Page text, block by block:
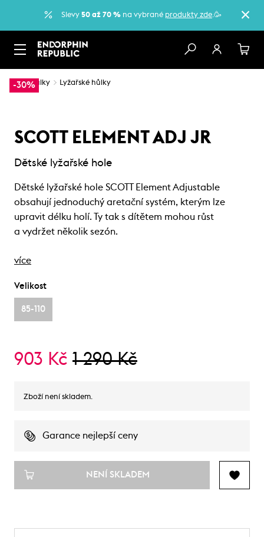
Slevy 50 až 70 % na vybrané produkty zde.🥳
-30%
… Hůlky Lyžařské hůlky
SCOTT ELEMENT ADJ JR
Dětské lyžařské hole
Dětské lyžařské hole SCOTT Element Adjustable
obsahují jednoduchý aretační systém, kterým lze
upravit délku holí. Ty tak s dítětem mohou růst
a vydržet několik sezón.
více
Velikost
85-110
903 Kč 1 290 Kč
Zboží není skladem.
Garance nejlepší ceny
NENÍ SKLADEM